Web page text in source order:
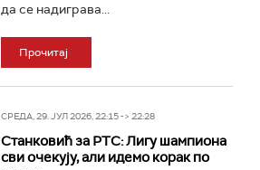
да се надиграва...
Прочитај
СРЕДА, 29. ЈУЛ 2026, 22:15 -> 22:28
Станковић за РТС: Лигу шампиона
сви очекују, али идемо корак по